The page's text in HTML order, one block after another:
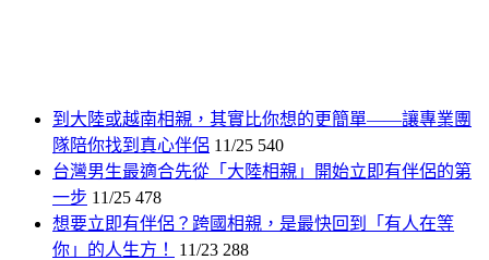
到大陸或越南相親，其實比你想的更簡單——讓專業團
隊陪你找到真心伴侶 11/25 540
台灣男生最適合先從「大陸相親」開始立即有伴侶的第
一步 11/25 478
想要立即有伴侶？跨國相親，是最快回到「有人在等
你」的人生方！
11/23 288